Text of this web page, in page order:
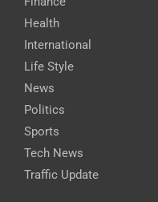
Health
International
Life Style
News
Politics
Sports
Tech News
Traffic Update